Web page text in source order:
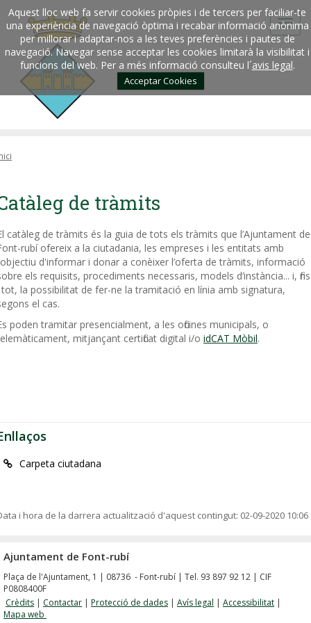
Aquest lloc web fa servir cookies pròpies i de tercers per faciliar-te
una experiència de navegació òptima i recabar informació anònima
per millorar i adaptar-nos a les teves preferències i pautes de
navegació. Navegar sense acceptar les cookies limitarà la visibilitat i
funcions del web. Per a més informació consulteu l´avis legal.
Acceptar Cookies
de tràmits
catàleg de tràmits és la guia de tots els tràmits que l’Ajuntament de
rubí ofereix a la ciutadania, les empreses i les entitats amb
d'informar i donar a conèixer l’oferta de tràmits, informació
els requisits, procediments necessaris, models d’instància... i, fins
la possibilitat de fer-ne la tramitació en línia amb signatura,
el cas.
poden tramitar presencialment, a les oficines municipals, o
mitjançant certificat digital i/o idCAT Mòbil.
Carpeta ciutadana
i hora de la darrera actualització d'aquest contingut: 02-09-2020 10:06
Ajuntament de Font-rubí
Plaça de l'Ajuntament, 1 | 08736 - Font-rubí | Tel. 93 897 92 12 | CIF
P0808400F
Crèdits | Contactar | Protecció de dades | Avís legal | Accessibilitat |
Mapa web